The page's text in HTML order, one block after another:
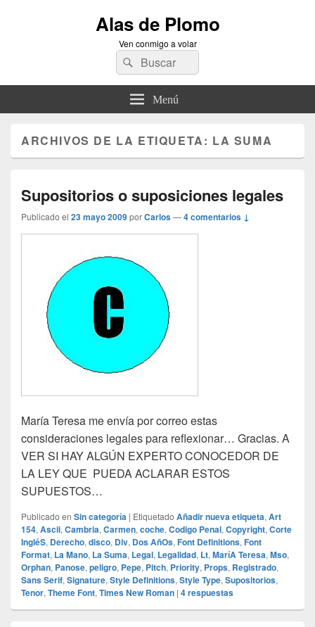
Alas de Plomo
Ven conmigo a volar
Buscar
por:
Buscar
Menú
ARCHIVOS DE LA ETIQUETA: LA SUMA
Supositorios o suposiciones legales
Publicado el 23 mayo 2009porCarlos—4 comentarios ↓
María Teresa me envía por correo estas
consideraciones legales para reflexionar… Gracias. A
VER SI HAY ALGÚN EXPERTO CONOCEDOR DE
LA LEY QUE PUEDA ACLARAR ESTOS
SUPUESTOS…
Publicado en Sin categoría | Etiquetado Añadir nueva etiqueta, Art
154, Ascii, Cambria, Carmen, coche, Codigo Penal, Copyright, Corte
IngléS, Derecho, disco, Div, Dos AñOs, Font Definitions, Font
Format, La Mano, La Suma, Legal, Legalidad, Lt, MaríA Teresa, Mso,
Orphan, Panose, peligro, Pepe, Pitch, Priority, Props, Registrado,
Sans Serif, Signature, Style Definitions, Style Type, Supositorios,
Tenor, Theme Font, Times New Roman | 4respuestas